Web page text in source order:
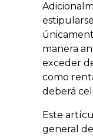
manera
exceder
como
deberá
Este
general